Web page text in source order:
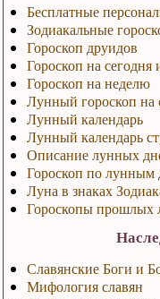
Бесплатные
Зодиакальные
Гороскоп друидов
Гороскоп на сегодня
Гороскоп на неделю
Лунный гороскоп на
Лунный календарь
Лунный календарь
Описание лунных
Гороскоп по лунным
Луна в знаках
Гороскопы прошлых
Славянские Боги и
Мифология славян